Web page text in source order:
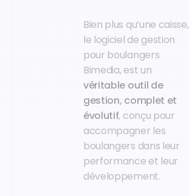
Bien plus qu’une caisse,
le logiciel de gestion
pour boulangers
Bimedia, est un
véritable outil de
gestion, complet et
évolutif, conçu pour
accompagner les
boulangers dans leur
performance et leur
développement.